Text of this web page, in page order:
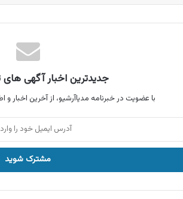
جدیدترین اخبار آگهی های
با عضویت در خبرنامه مدیاآرشیو، از آخرین اخبار و